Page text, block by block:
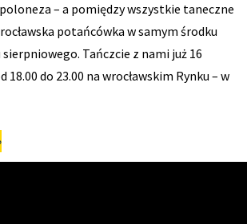
– a pomiędzy wszystkie taneczne
potańcówka w samym środku
sierpniowego. Tańczcie z nami już 16
do 23.00 na wrocławskim Rynku – w